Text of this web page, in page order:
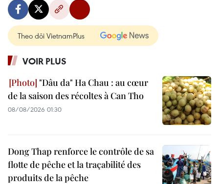
Theo dõi VietnamPlus
VOIR PLUS
"Dâu da" Ha Chau : au cœur
de la saison des récoltes à Can Tho
08/08/2026 01:30
Dong Thap renforce le contrôle de sa
flotte de pêche et la traçabilité des
produits de la pêche